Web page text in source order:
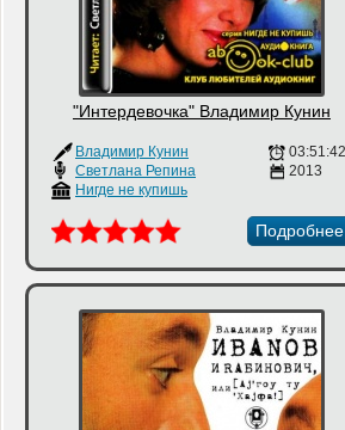
"Интердевочка" Владимир Кунин
Владимир Кунин
Светлана Репина
Нигде не купишь
03:51:42
2013
Подробнее